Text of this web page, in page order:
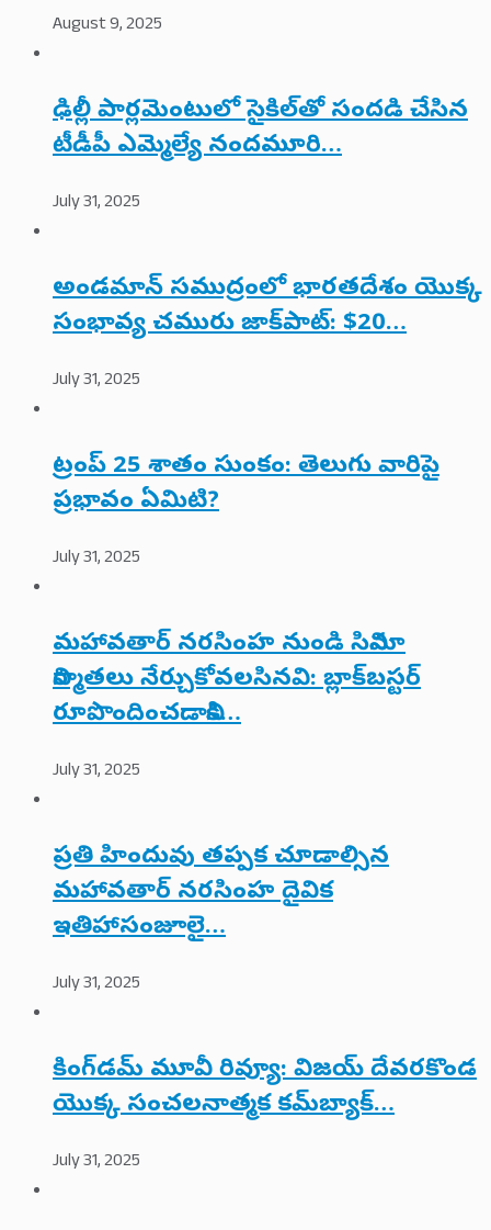
August 9, 2025
ఢిల్లీ పార్లమెంటులో సైకిల్‌తో సందడి చేసిన
టీడీపీ ఎమ్మెల్యే నందమూరి…
July 31, 2025
అండమాన్ సముద్రంలో భారతదేశం యొక్క
సంభావ్య చమురు జాక్‌పాట్: $20…
July 31, 2025
ట్రంప్ 25 శాతం సుంకం: తెలుగు వారిపై
ప్రభావం ఏమిటి?
July 31, 2025
మహావతార్ నరసింహ నుండి సినిమా
నిర్మాతలు నేర్చుకోవలసినవి: బ్లాక్‌బస్టర్
రూపొందించడానికి…
July 31, 2025
ప్రతి హిందువు తప్పక చూడాల్సిన
మహావతార్ నరసింహ దైవిక
ఇతిహాసంజూలై…
July 31, 2025
కింగ్‌డమ్ మూవీ రివ్యూ: విజయ్ దేవరకొండ
యొక్క సంచలనాత్మక కమ్‌బ్యాక్…
July 31, 2025